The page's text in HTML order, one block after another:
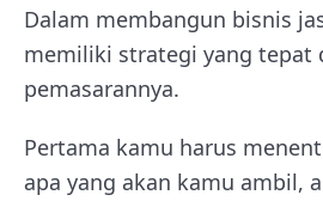
Dalam membangun bisnis
memiliki strategi yang tepat
pemasarannya.
Pertama kamu harus
apa yang akan kamu ambil,